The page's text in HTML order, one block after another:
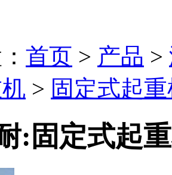
首页 > 产品 >
> 固定式起
:固定式起